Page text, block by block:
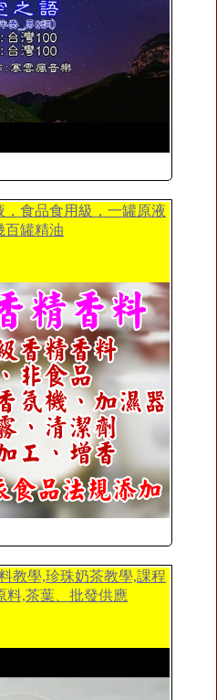
食品食用級，一罐原液
百罐精油
教學,珍珠奶茶教學,課程
料,茶葉、批發供應